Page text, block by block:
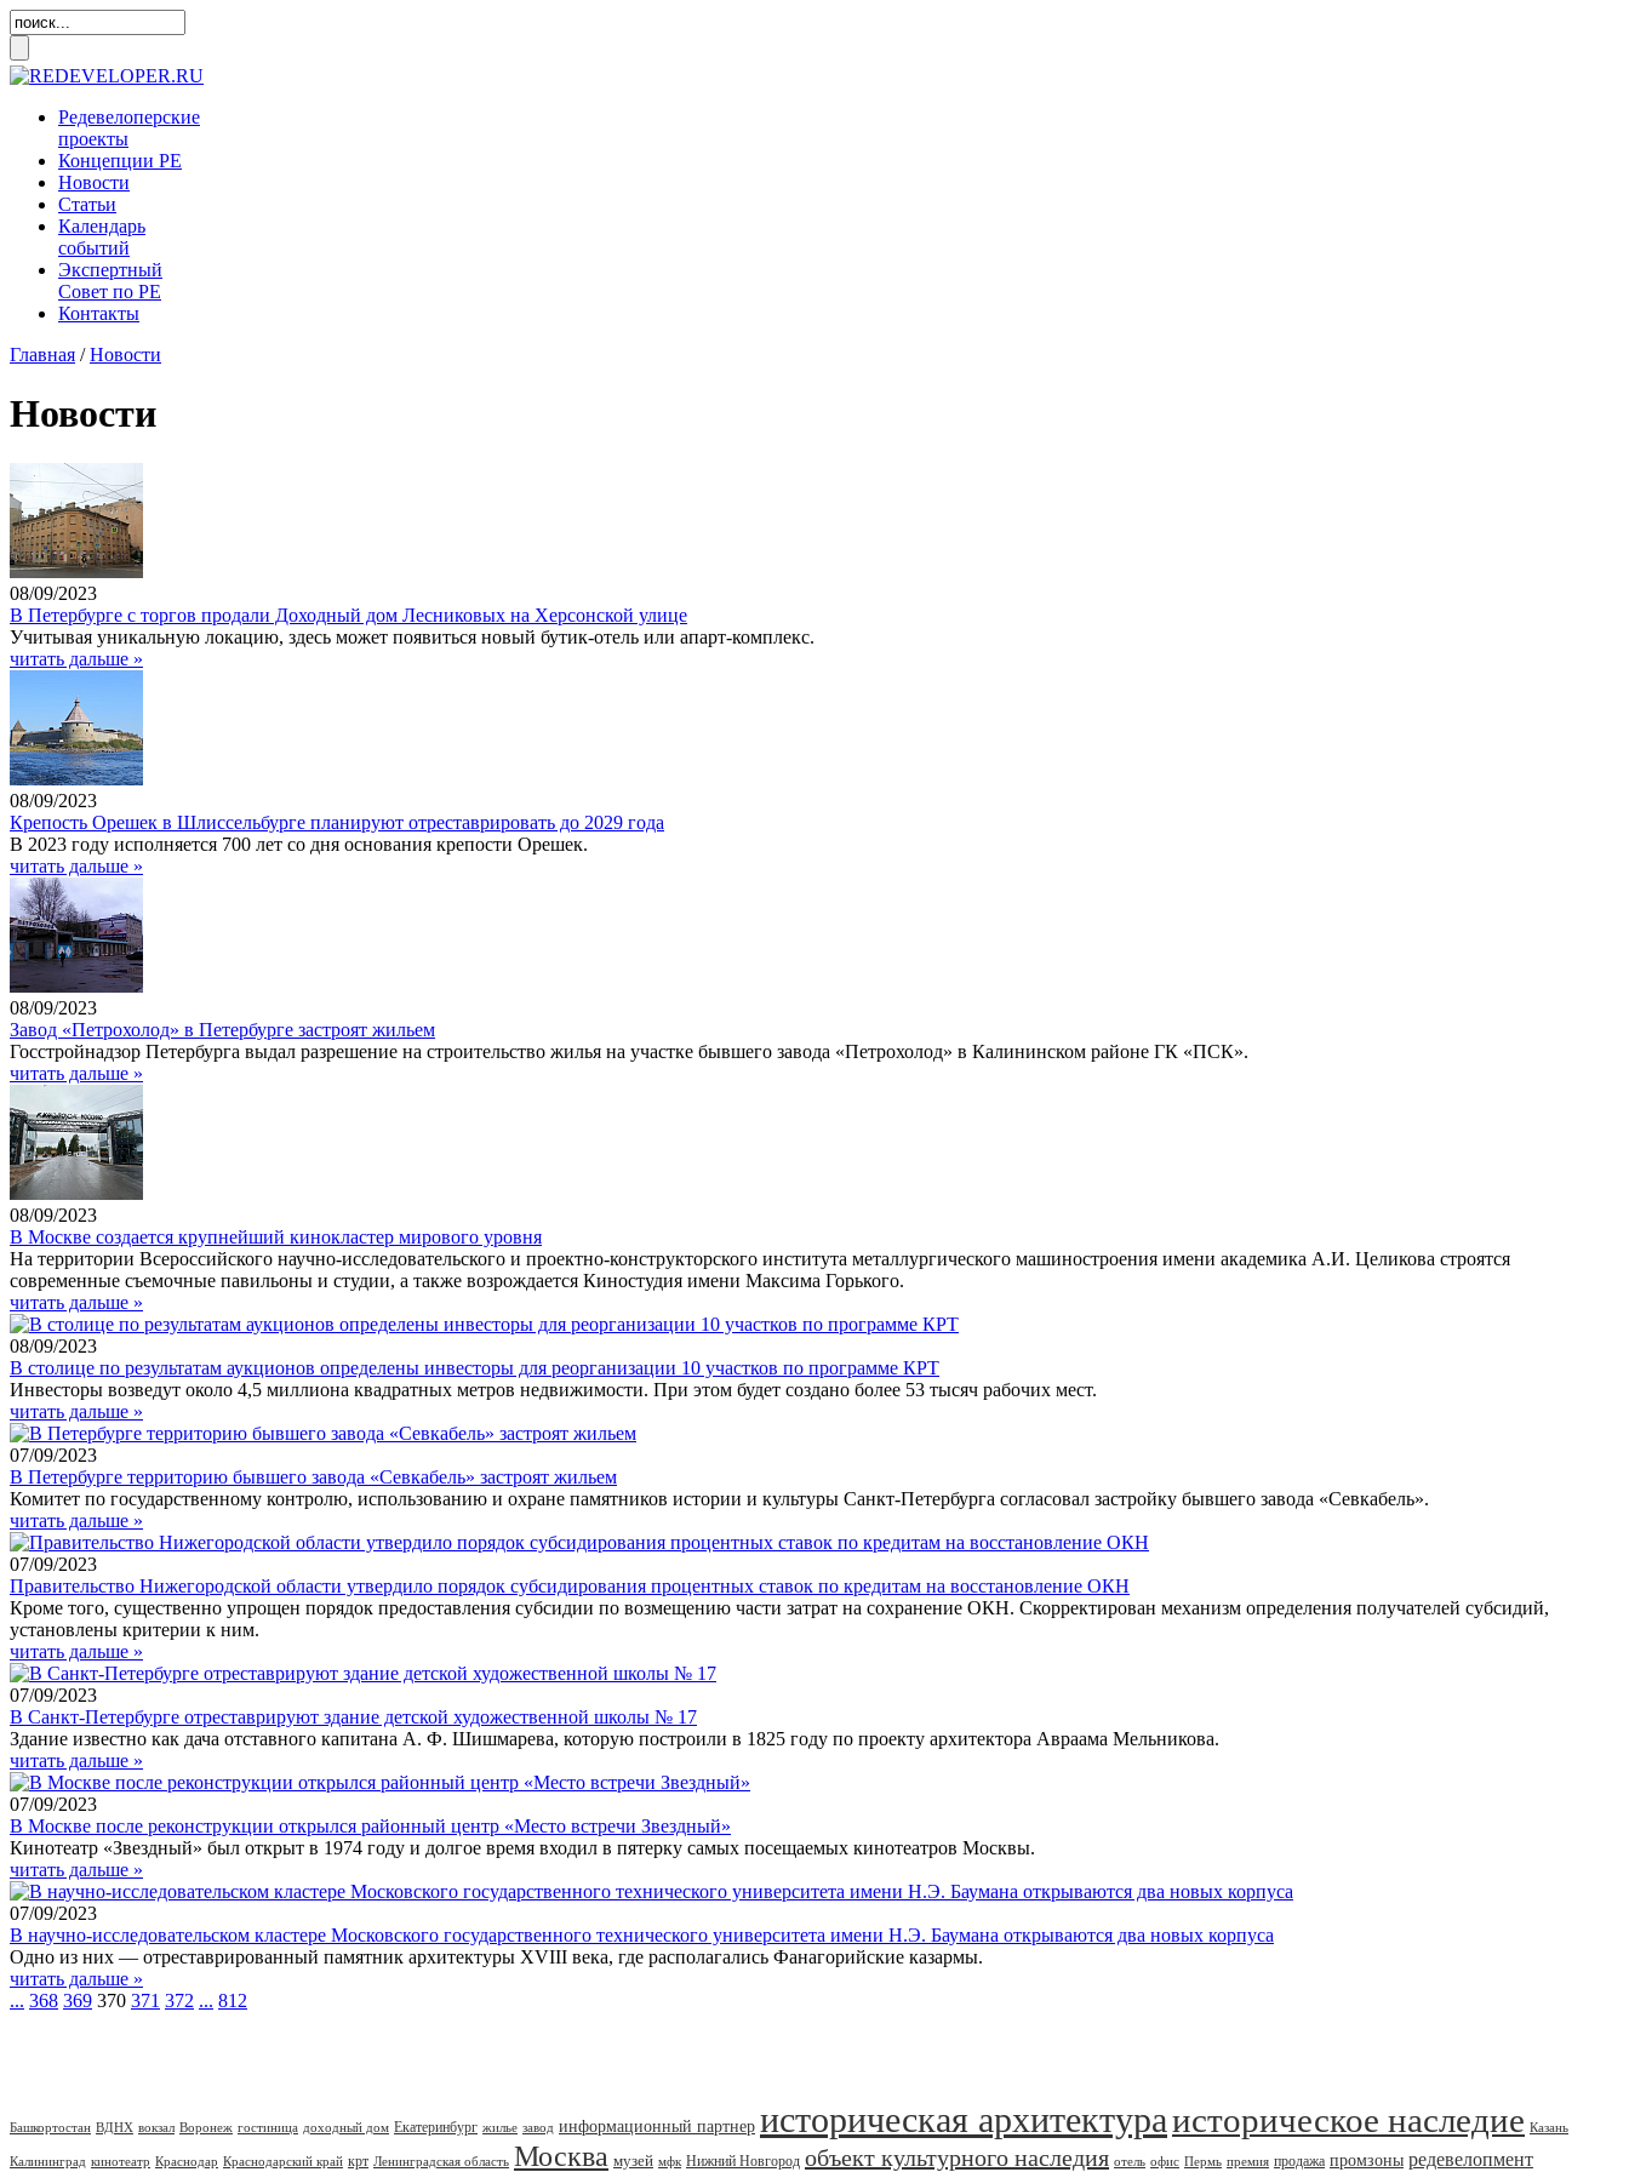
Редевелоперские
проекты
Концепции РЕ
Новости
Статьи
Календарь
событий
Экспертный
Совет по РЕ
Контакты
Главная /Новости
Новости
08/09/2023
В Петербурге с торгов продали Доходный дом Лесниковых на Херсонской улице
Учитывая уникальную локацию, здесь может появиться новый бутик-отель или апарт-комплекс.
читать дальше »
08/09/2023
Крепость Орешек в Шлиссельбурге планируют отреставрировать до 2029 года
В 2023 году исполняется 700 лет со дня основания крепости Орешек.
читать дальше »
08/09/2023
Завод «Петрохолод» в Петербурге застроят жильем
Госстройнадзор Петербурга выдал разрешение на строительство жилья на участке бывшего завода «Петрохолод» в Калининском районе ГК «ПСК».
читать дальше »
08/09/2023
В Москве создается крупнейший кинокластер мирового уровня
На территории Всероссийского научно-исследовательского и проектно-конструкторского института металлургического машиностроения имени академика А.И. Целикова строятся
современные съемочные павильоны и студии, а также возрождается Киностудия имени Максима Горького.
читать дальше »
08/09/2023
В столице по результатам аукционов определены инвесторы для реорганизации 10 участков по программе КРТ
Инвесторы возведут около 4,5 миллиона квадратных метров недвижимости. При этом будет создано более 53 тысяч рабочих мест.
читать дальше »
07/09/2023
В Петербурге территорию бывшего завода «Севкабель» застроят жильем
Комитет по государственному контролю, использованию и охране памятников истории и культуры Санкт-Петербурга согласовал застройку бывшего завода «Севкабель».
читать дальше »
07/09/2023
Правительство Нижегородской области утвердило порядок субсидирования процентных ставок по кредитам на восстановление ОКН
Кроме того, существенно упрощен порядок предоставления субсидии по возмещению части затрат на сохранение ОКН. Скорректирован механизм определения получателей субсидий,
установлены критерии к ним.
читать дальше »
07/09/2023
В Санкт-Петербурге отреставрируют здание детской художественной школы № 17
Здание известно как дача отставного капитана А. Ф. Шишмарева, которую построили в 1825 году по проекту архитектора Авраама Мельникова.
читать дальше »
07/09/2023
В Москве после реконструкции открылся районный центр «Место встречи Звездный»
Кинотеатр «Звездный» был открыт в 1974 году и долгое время входил в пятерку самых посещаемых кинотеатров Москвы.
читать дальше »
07/09/2023
В научно-исследовательском кластере Московского государственного технического университета имени Н.Э. Баумана открываются два новых корпуса
Одно из них — отреставрированный памятник архитектуры XVIII века, где располагались Фанагорийские казармы.
читать дальше »
... 368 369 370 371 372 ... 812
Башкортостан ВДНХ вокзал Воронеж гостиница доходный дом Екатеринбург жилье завод информационный партнер историческая архитектураисторическое наследие Казань
Калининград кинотеатр Краснодар Краснодарский край крт Ленинградская область Москва музей мфк Нижний Новгород объект культурного наследия отель офис Пермь премия продажа промзоны редевелопмент